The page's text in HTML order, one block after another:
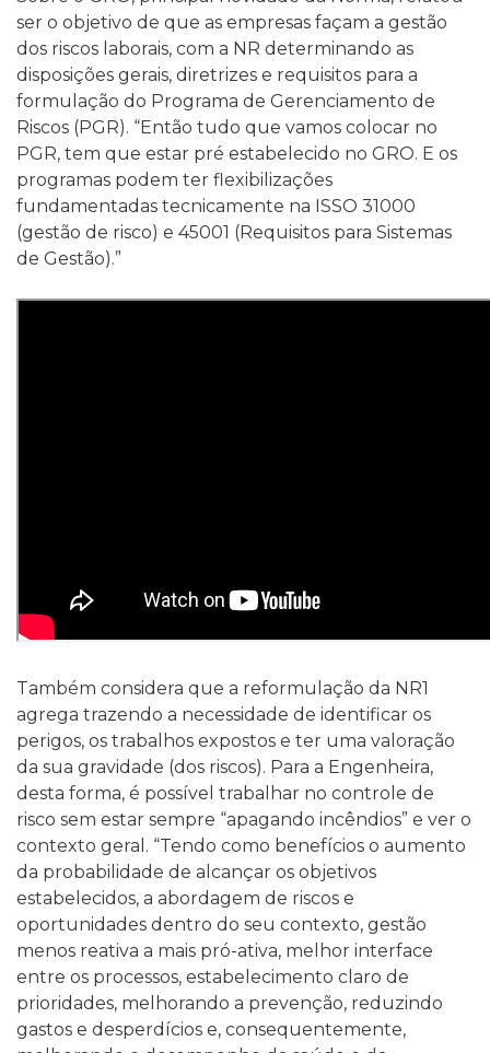
ser o objetivo de que as empresas façam a gestão
dos riscos laborais, com a NR determinando as
disposições gerais, diretrizes e requisitos para a
formulação do Programa de Gerenciamento de
Riscos (PGR). “Então tudo que vamos colocar no
PGR, tem que estar pré estabelecido no GRO. E os
programas podem ter flexibilizações
fundamentadas tecnicamente na ISSO 31000
(gestão de risco) e 45001 (Requisitos para Sistemas
de Gestão).”
Também considera que a reformulação da NR1
agrega trazendo a necessidade de identificar os
perigos, os trabalhos expostos e ter uma valoração
da sua gravidade (dos riscos). Para a Engenheira,
desta forma, é possível trabalhar no controle de
risco sem estar sempre “apagando incêndios” e ver o
contexto geral. “Tendo como benefícios o aumento
da probabilidade de alcançar os objetivos
estabelecidos, a abordagem de riscos e
oportunidades dentro do seu contexto, gestão
menos reativa a mais pró-ativa, melhor interface
entre os processos, estabelecimento claro de
prioridades, melhorando a prevenção, reduzindo
gastos e desperdícios e, consequentemente,